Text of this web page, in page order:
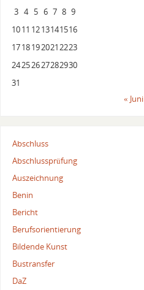
3 4 5 6 7 8 9
1011 1213141516
17181920212223
24252627282930
31
« Juni
Abschluss
Abschlussprüfung
Auszeichnung
Benin
Bericht
Berufsorientierung
Bildende Kunst
Bustransfer
DaZ